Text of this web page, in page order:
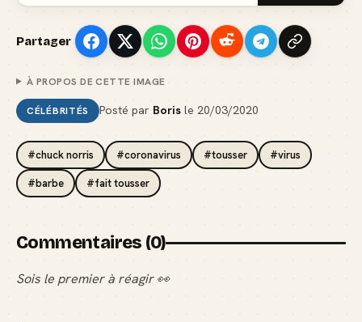
Partager
À PROPOS DE CETTE IMAGE
CÉLÉBRITÉS Posté par Boris le 20/03/2020
#chuck norris #coronavirus #tousser #virus
#barbe #fait tousser
Commentaires (0)
Sois le premier à réagir 👀